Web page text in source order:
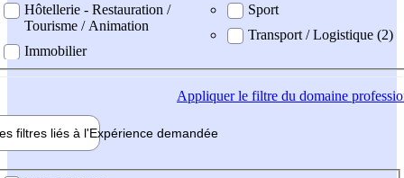
Hôtellerie - Restauration /
Tourisme / Animation
Immobilier
Sport
Transport / Logistique (2)
Appliquerle filtre du domaine
filtres liés à l'Expérience demandée